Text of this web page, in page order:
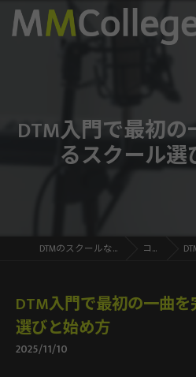
DTM入門で最初
るスクール
DTMのスクールならMMCollege コラム
DTM入門で最初の一曲
選びと始め方
2025/11/10